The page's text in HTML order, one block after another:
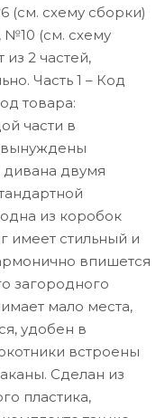
схему сборки)
(см. схему
2 частей,
Часть 1 – Код
товара:
части в
вынуждены
дивана двумя
из коробок
имеет стильный и
впишется
загородного
мало места,
удобен в
встроены
Сделан из
пластика,